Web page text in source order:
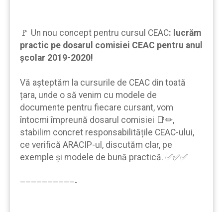
🚩 Un nou concept pentru cursul CEAC: lucrăm
practic pe dosarul comisiei CEAC pentru anul
școlar 2019-2020!
Vă aşteptăm la cursurile de CEAC din toată
țara, unde o să venim cu modele de
documente pentru fiecare cursant, vom
întocmi împreună dosarul comisiei 📑✏,
stabilim concret responsabilitățile CEAC-ului,
ce verifică ARACIP-ul, discutăm clar, pe
exemple şi modele de bună practică. ✅✅✅
——————————-